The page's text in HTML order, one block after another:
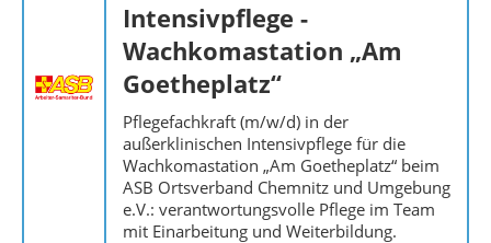
Intensivpflege -
Wachkomastation „Am
Goetheplatz“
Pflegefachkraft (m/w/d) in der
außerklinischen Intensivpflege für die
Wachkomastation „Am Goetheplatz“ beim
ASB Ortsverband Chemnitz und Umgebung
e.V.: verantwortungsvolle Pflege im Team
mit Einarbeitung und Weiterbildung.